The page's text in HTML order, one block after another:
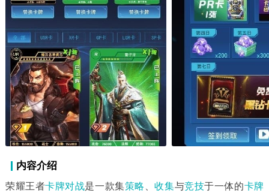
内容介绍
荣耀王者卡牌对战是一款集策略 、收集与竞技于一体的卡牌